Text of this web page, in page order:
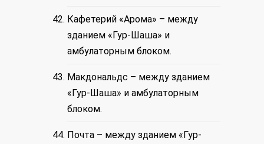
Кафетерий «Арома» – между
зданием «Гур-Шаша» и
амбулаторным блоком.
Макдональдс – между зданием
«Гур-Шаша» и амбулаторным
блоком.
Почта – между зданием «Гур-